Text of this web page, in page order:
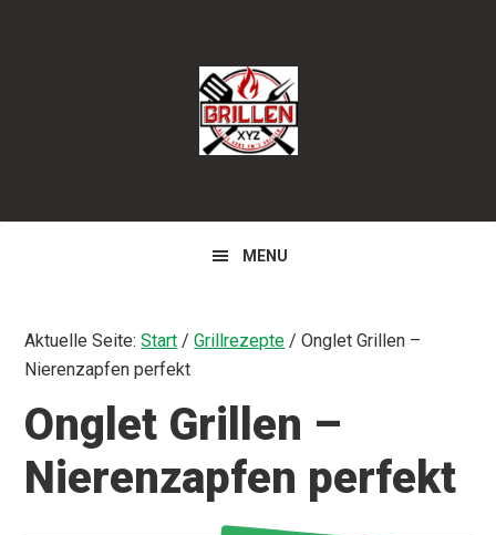
MENU
Aktuelle Seite:Start / Grillrezepte / Onglet Grillen –
Nierenzapfen perfekt
Onglet Grillen –
Nierenzapfen perfekt